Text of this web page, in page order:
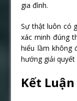
gia đình.
Sự thật luôn có
xác minh đúng
hiểu lầm không
hướng giải quyết
Kết Luận